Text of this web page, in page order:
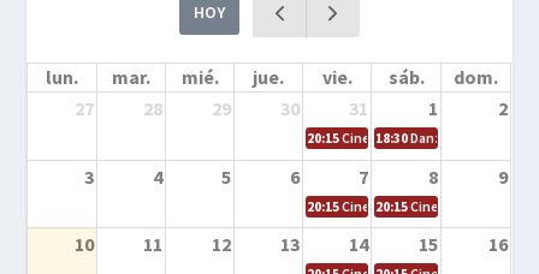
HOY
lun. mar. mié. jue. vie. sáb.
dom.
27
28 29 30 31 1 2
20:15Cine en la calle – Cómo
18:30Danza – Cita en el
3 4 5 6 7 8 9
20:15Cine en la calle – El niño y la
20:15Cine en la calle –
10 11 12 13 14 15 16